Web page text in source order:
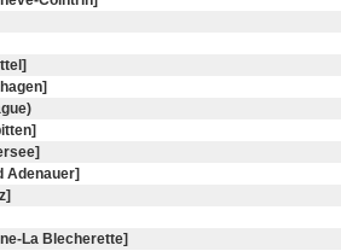
Adenauer]
La Blecherette]